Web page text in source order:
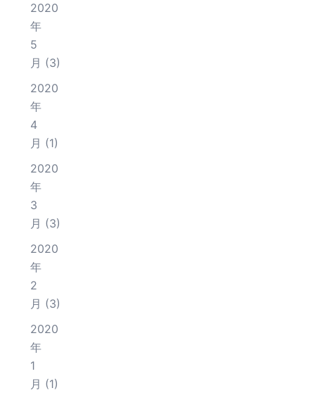
2020
年
5
月 (3)
2020
年
4
月 (1)
2020
年
3
月 (3)
2020
年
2
月 (3)
2020
年
1
月 (1)